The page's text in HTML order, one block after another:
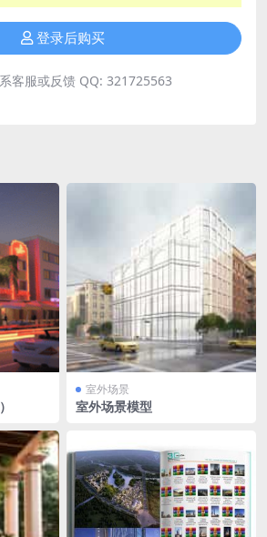
登录后购买
客服或反馈 QQ: 321725563
室外场景
室外场景模型